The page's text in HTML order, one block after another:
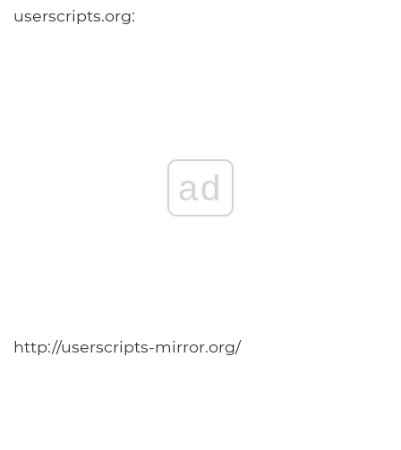
userscripts.org:
ad
http://userscripts-mirror.org/